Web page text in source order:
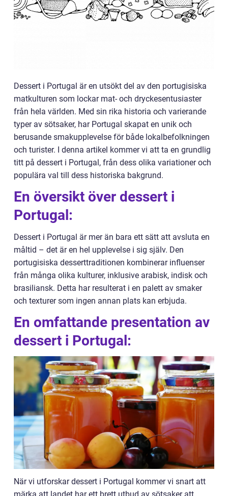
Dessert i Portugal är en utsökt del av den portugisiska
matkulturen som lockar mat- och dryckesentusiaster
från hela världen. Med sin rika historia och varierande
typer av sötsaker, har Portugal skapat en unik och
berusande smakupplevelse för både lokalbefolkningen
och turister. I denna artikel kommer vi att ta en grundlig
titt på dessert i Portugal, från dess olika variationer och
populära val till dess historiska bakgrund.
En översikt över dessert i
Portugal:
Dessert i Portugal är mer än bara ett sätt att avsluta en
måltid – det är en hel upplevelse i sig själv. Den
portugisiska desserttraditionen kombinerar influenser
från många olika kulturer, inklusive arabisk, indisk och
brasiliansk. Detta har resulterat i en palett av smaker
och texturer som ingen annan plats kan erbjuda.
En omfattande presentation av
dessert i Portugal:
När vi utforskar dessert i Portugal kommer vi snart att